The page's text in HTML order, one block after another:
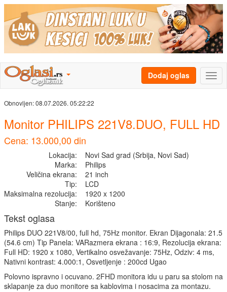
Dodaj oglas
Obnovljen:08.07.2026. 05:22:22
Monitor PHILIPS 221V8.DUO, FULL HD
Cena: 13.000,00 din
Lokacija:
Novi Sad grad (Srbija, Novi Sad)
Marka:
Philips
Veličina ekrana:
21 inch
Tip:
LCD
Maksimalna rezolucija:
1920 x 1200
Stanje:
Korišteno
Tekst oglasa
Philips DUO 221V8/00, full hd, 75Hz monitor. Ekran Dijagonala: 21.5
(54.6 cm) Tip Panela: VARazmera ekrana : 16:9, Rezolucija ekrana:
Full HD: 1920 x 1080, Vertikalno osvežavanje: 75Hz, Odziv: 4 ms,
Nativni kontrast: 4.000:1, Osvetljenje : 200cd Ugao
Polovno ispravno i ocuvano. 2FHD monitora idu u paru sa stolom na
sklapanje za duo monitore sa kablovima i nosacima za montazu.